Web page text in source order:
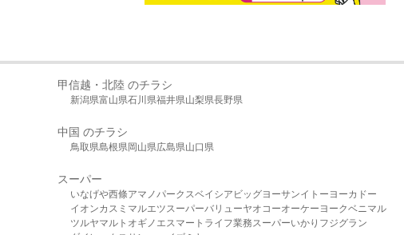
甲信越・北陸 のチラシ
新潟県富山県石川県福井県山梨県長野県
中国 のチラシ
鳥取県島根県岡山県広島県山口県
スーパー
いなげや西條アマノパークスベイシア ビッグヨーサンイトーヨーカドー
イオンカスミ マルエツ スーパーバリューヤオコーオーケー ヨークベニマル
ツルヤマルト オギノ エスマート ライフ業務スーパーいかり フジグラン